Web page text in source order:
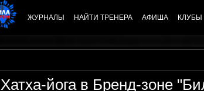
ЖУРНАЛЫ НАЙТИ ТРЕНЕРА АФИША КЛУБЫ
Хатха-йога в Бренд-зоне